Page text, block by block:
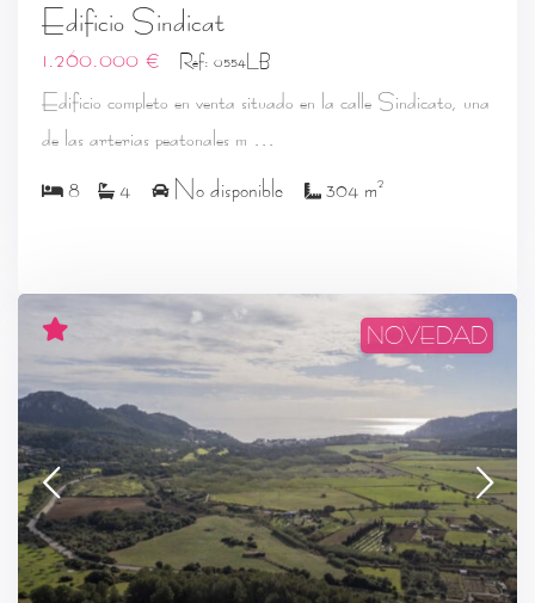
Edificio Sindicat
1.260.000 € Ref: 0554LB
Edificio completo en venta situado en la calle Sindicato, una
de las arterias peatonales m ...
8 4 No disponible 304 m2
NOVEDAD